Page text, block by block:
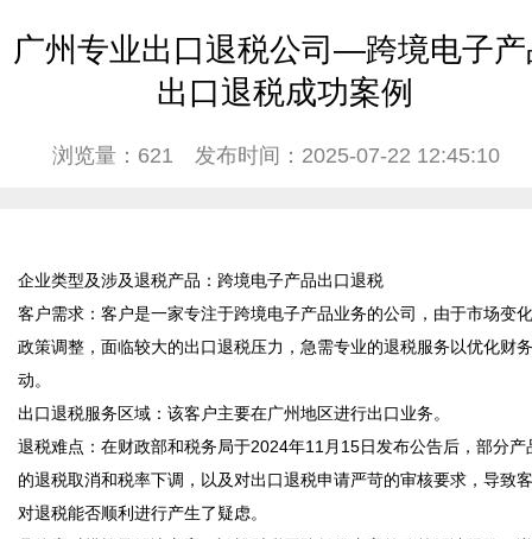
广州专业出口退税公司—跨境电子产
出口退税成功案例
浏览量：621 发布时间：2025-07-22 12:45:10
企业类型及涉及退税产品：跨境电子产品出口退税
客户需求：客户是一家专注于跨境电子产品业务的公司，由于市场变
政策调整，面临较大的出口退税压力，急需专业的退税服务以优化财
动。
出口退税服务区域：该客户主要在广州地区进行出口业务。
退税难点：在财政部和税务局于2024年11月15日发布公告后，部分产
的退税取消和税率下调，以及对出口退税申请严苛的审核要求，导致
对退税能否顺利进行产生了疑虑。